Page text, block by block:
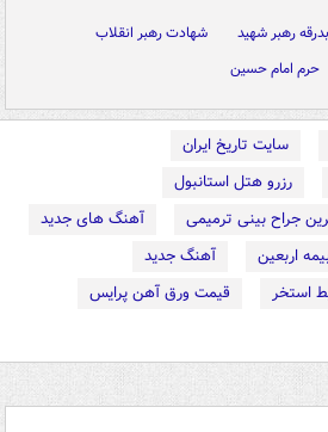
بدرقه رهبر شهید
شهادت رهبر انقلاب
حرم امام حسین
سایت تاریخ ایران
رزرو هتل استانبول
جراح بینی ترمیمی
آهنگ های جدید
اربعین
آهنگ جدید
استخر
قیمت ورق آهن پرایس